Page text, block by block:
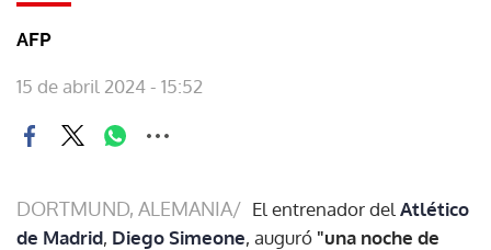
AFP
15 de abril 2024 - 15:52
DORTMUND, ALEMANIA/ El entrenador del Atlético
de Madrid, Diego Simeone, auguró "una noche de